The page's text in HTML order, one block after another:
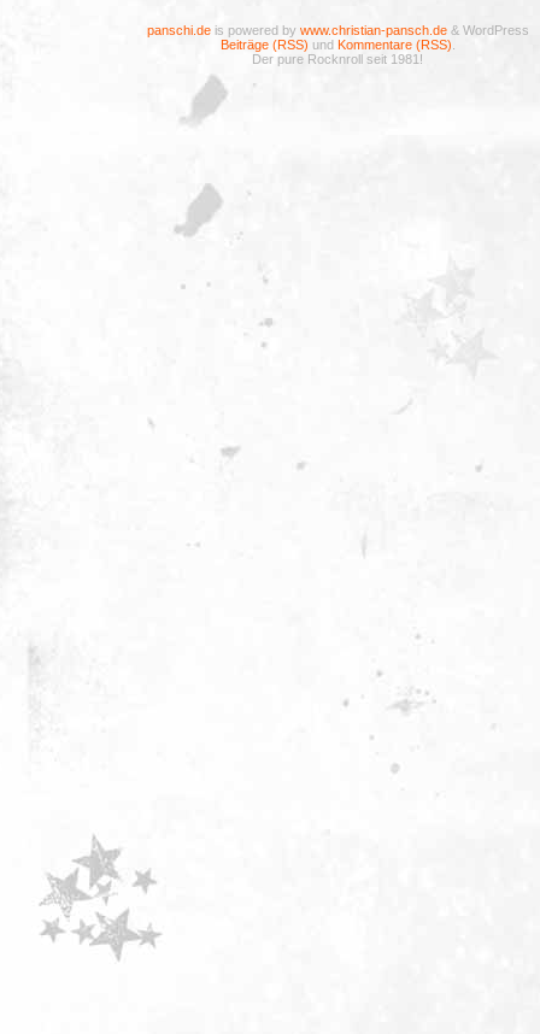
panschi.deis powered by www.christian-pansch.de& WordPress
Beiträge (RSS) und Kommentare (RSS)
Der pure Rocknroll seit 1981!